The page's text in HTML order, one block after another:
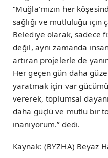
“Muğla’mızın her
sağlığı ve mutluluğu için
Belediye olarak, sadece
değil, aynı zamanda
artıran projelerle de
Her geçen gün daha
yaratmak için var
vererek, toplumsal
daha güçlü ve mutlu bir
inanıyorum.” dedi.
Kaynak: (BYZHA) Beyaz